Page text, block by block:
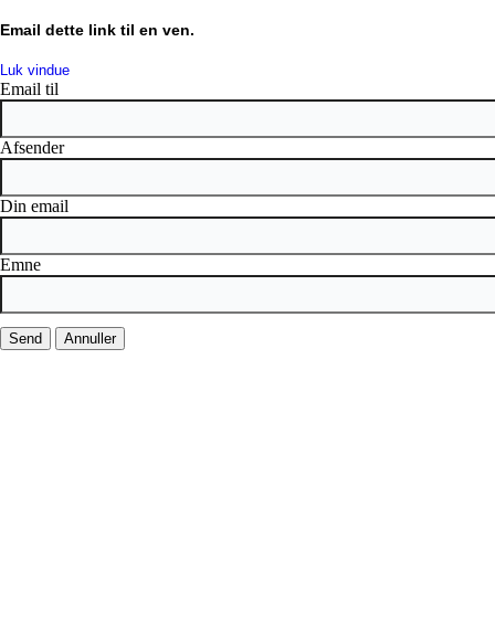
Email dette link til en ven.
Luk vindue
Email til
Afsender
Din email
Emne
Send Annuller